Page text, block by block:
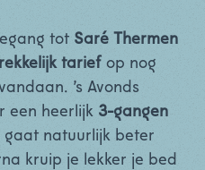
tot Saré Thermen
tarief op nog
’s Avonds
een heerlijk 3-gangen
gaat natuurlijk beter
kruip je lekker je bed